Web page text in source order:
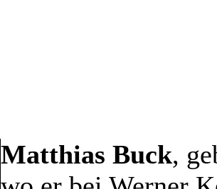
Matthias Buck,